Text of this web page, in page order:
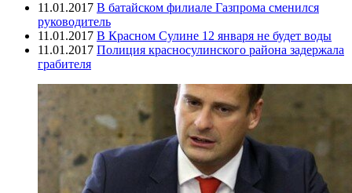
11.01.2017 В батайском филиале Газпрома сменился
руководитель
11.01.2017 В Красном Сулине 12 января не будет воды
11.01.2017 Полиция красносулинского района задержала
грабителя